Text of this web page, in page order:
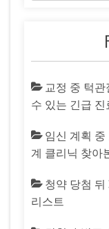
교정 중 턱
수 있는 긴급 진
임신 계획 중
계 클리닉 찾아
청약 당첨
리스트